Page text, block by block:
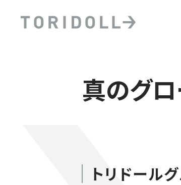
真のグ
トリドール